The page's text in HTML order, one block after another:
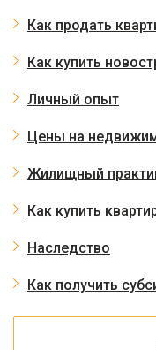
Как продать
Как купить
Личный опыт
Цены на
Жилищный
Как купить
Наследство
Как получить